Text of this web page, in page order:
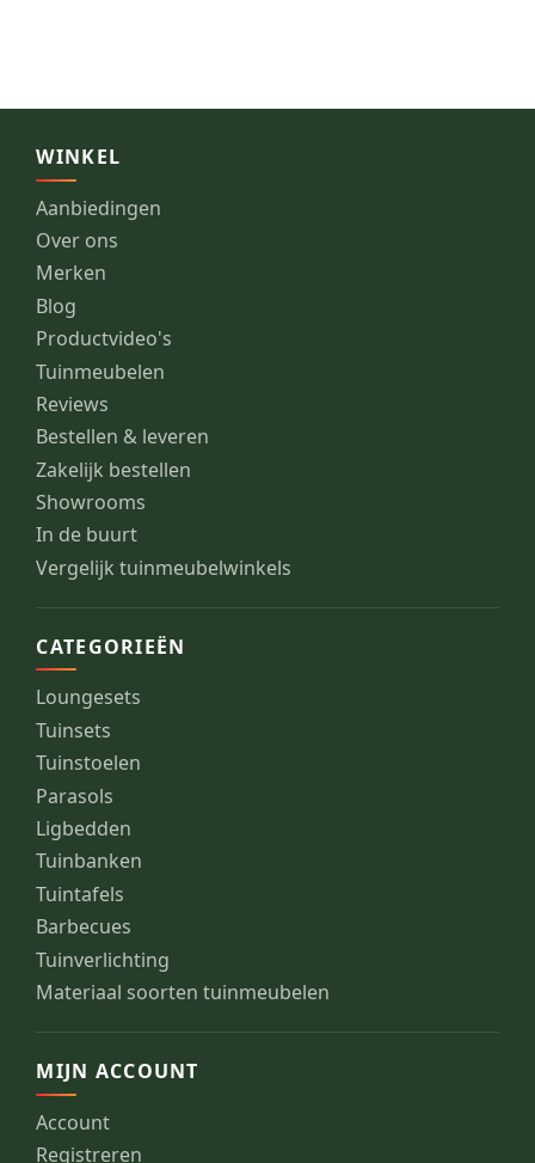
WINKEL
Aanbiedingen
Over ons
Merken
Blog
Productvideo's
Tuinmeubelen
Reviews
Bestellen & leveren
Zakelijk bestellen
Showrooms
In de buurt
Vergelijk tuinmeubelwinkels
CATEGORIEËN
Loungesets
Tuinsets
Tuinstoelen
Parasols
Ligbedden
Tuinbanken
Tuintafels
Barbecues
Tuinverlichting
Materiaal soorten tuinmeubelen
MIJN ACCOUNT
Account
Registreren